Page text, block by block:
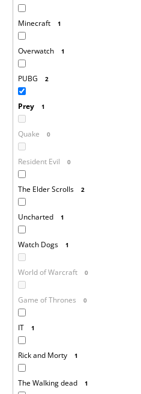
Minecraft 1
Overwatch 1
PUBG 2
Prey 1
Quake 0
Resident Evil 0
The Elder Scrolls 2
Uncharted 1
Watch Dogs 1
World of Warcraft 0
Game of Thrones 0
IT 1
Rick and Morty 1
The Walking dead 1